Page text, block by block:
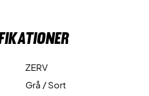
yderside er der også et
er der endnu et rum
ZERV
Grå / Sort